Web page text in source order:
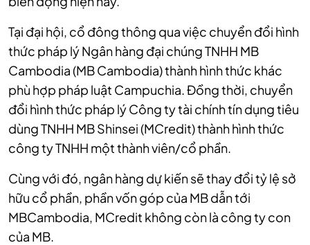
Tại đại hội, cổ đông thông qua việc chuyển đổi hình
thức pháp lý Ngân hàng đại chúng TNHH MB
Cambodia (MB Cambodia) thành hình thức khác
phù hợp pháp luật Campuchia. Đồng thời, chuyển
đổi hình thức pháp lý Công ty tài chính tín dụng tiêu
dùng TNHH MB Shinsei (MCredit) thành hình thức
công ty TNHH một thành viên/cổ phần.
Cùng với đó, ngân hàng dự kiến sẽ thay đổi tỷ lệ sở
hữu cổ phần, phần vốn góp của MB dẫn tới
MBCambodia, MCredit không còn là công ty con
của MB.